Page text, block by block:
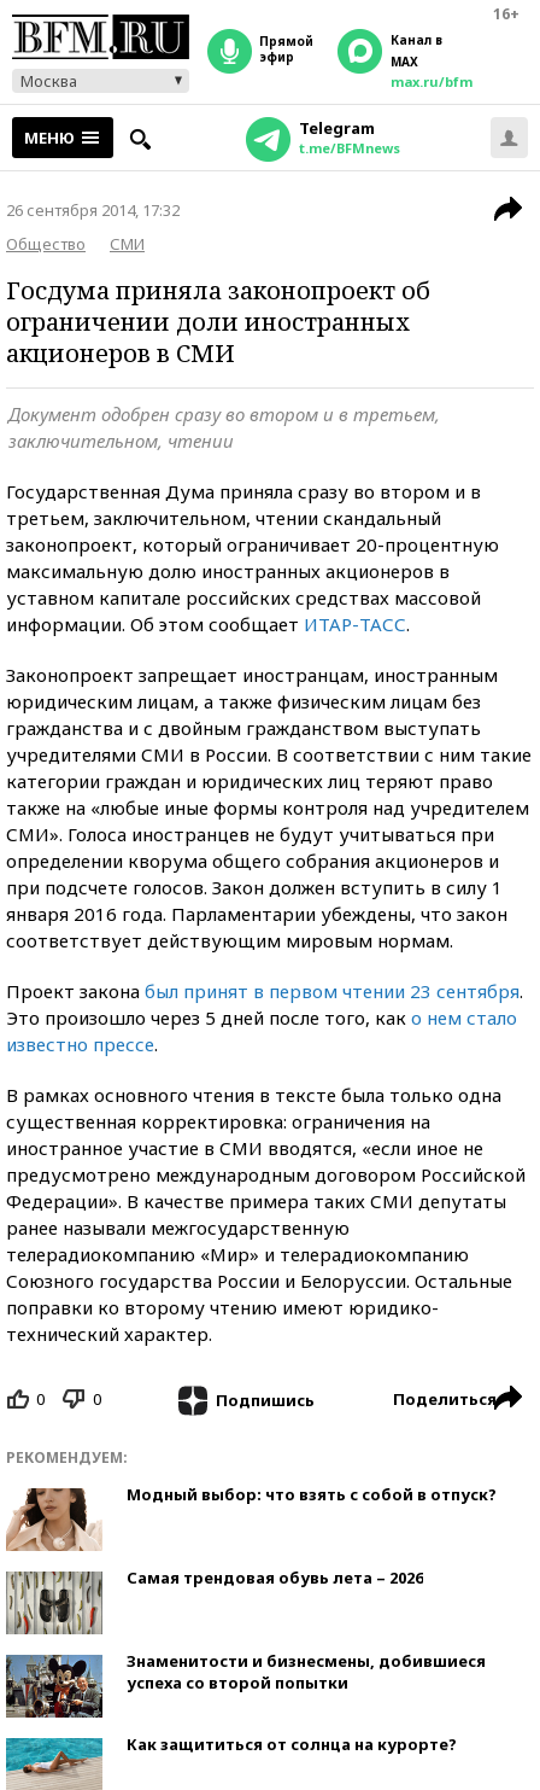
16+
Москва
прямой
эфир
Канал в
MAX
max.ru/bfm
МЕНЮ Telegram
t.me/BFMnews
26 сентября 2014, 17:32
Общество
СМИ
Госдума приняла законопроект об
ограничении доли иностранных
акционеров в СМИ
Документ одобрен сразу во втором и в третьем,
заключительном, чтении
Государственная Дума приняла сразу во втором и в
третьем, заключительном, чтении скандальный
законопроект, который ограничивает 20-процентную
максимальную долю иностранных акционеров в
уставном капитале российских средствах массовой
информации. Об этом сообщает ИТАР-ТАСС.
Законопроект запрещает иностранцам, иностранным
юридическим лицам, а также физическим лицам без
гражданства и с двойным гражданством выступать
учредителями СМИ в России. В соответствии с ним такие
категории граждан и юридических лиц теряют право
также на «любые иные формы контроля над учредителем
СМИ». Голоса иностранцев не будут учитываться при
определении кворума общего собрания акционеров и
при подсчете голосов. Закон должен вступить в силу 1
января 2016 года. Парламентарии убеждены, что закон
соответствует действующим мировым нормам.
Проект закона был принят в первом чтении 23 сентября.
Это произошло через 5 дней после того, как о нем стало
известно прессе.
В рамках основного чтения в тексте была только одна
существенная корректировка: ограничения на
иностранное участие в СМИ вводятся, «если иное не
предусмотрено международным договором Российской
Федерации». В качестве примера таких СМИ депутаты
ранее называли межгосударственную
телерадиокомпанию «Мир» и телерадиокомпанию
Союзного государства России и Белоруссии. Остальные
поправки ко второму чтению имеют юридико-
технический характер.
0 0 Подпишись Поделиться
РЕКОМЕНДУЕМ:
Модный выбор: что взять с собой в отпуск?
Самая трендовая обувь лета – 2026
Знаменитости и бизнесмены, добившиеся
успеха со второй попытки
Как защититься от солнца на курорте?